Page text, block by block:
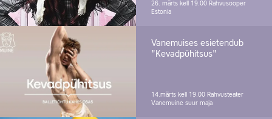
26. märts kell 19.00 Rahvusooper
Estonia
Vanemuises esietendub
"Kevadpühitsus"
14.märts kell 19.00 Rahvusteater
Vanemuine suur maja